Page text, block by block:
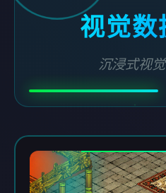
视觉数
沉浸式视